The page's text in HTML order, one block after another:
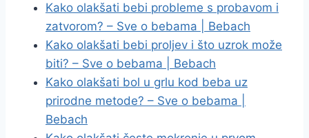
Kako olakšati bebi probleme s probavom i
zatvorom? – Sve o bebama | Bebach
Kako olakšati bebi proljev i što uzrok može
biti? – Sve o bebama | Bebach
Kako olakšati bol u grlu kod beba uz
prirodne metode? – Sve o bebama |
Bebach